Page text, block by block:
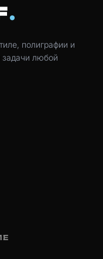
полиграфии и
любой